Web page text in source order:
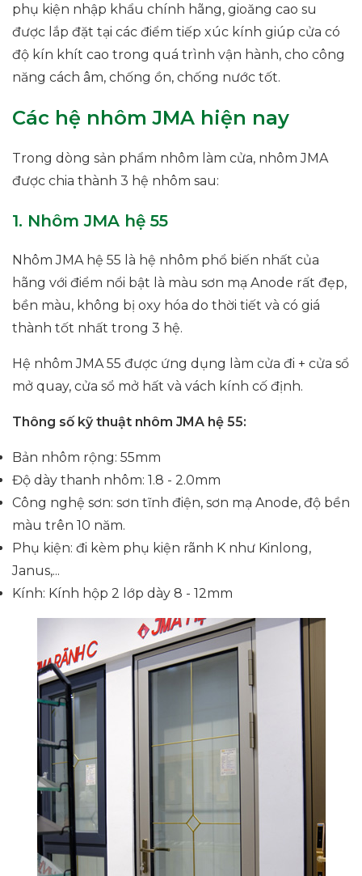
phụ kiện nhập khẩu chính hãng, gioăng cao su
được lắp đặt tại các điểm tiếp xúc kính giúp cửa có
độ kín khít cao trong quá trình vận hành, cho công
năng cách âm, chống ồn, chống nước tốt.
Các hệ nhôm JMA hiện nay
Trong dòng sản phẩm nhôm làm cửa, nhôm JMA
được chia thành 3 hệ nhôm sau:
1. Nhôm JMA hệ 55
Nhôm JMA hệ 55 là hệ nhôm phổ biến nhất của
hãng với điểm nổi bật là màu sơn mạ Anode rất đẹp,
bền màu, không bị oxy hóa do thời tiết và có giá
thành tốt nhất trong 3 hệ.
Hệ nhôm JMA 55 được ứng dụng làm cửa đi + cửa sổ
mở quay, cửa sổ mở hất và vách kính cố định.
Thông số kỹ thuật nhôm JMA hệ 55:
Bản nhôm rộng: 55mm
Độ dày thanh nhôm: 1.8 - 2.0mm
Công nghệ sơn: sơn tĩnh điện, sơn mạ Anode, độ bền
màu trên 10 năm.
Phụ kiện: đi kèm phụ kiện rãnh K như Kinlong,
Janus,...
Kính: Kính hộp 2 lớp dày 8 - 12mm